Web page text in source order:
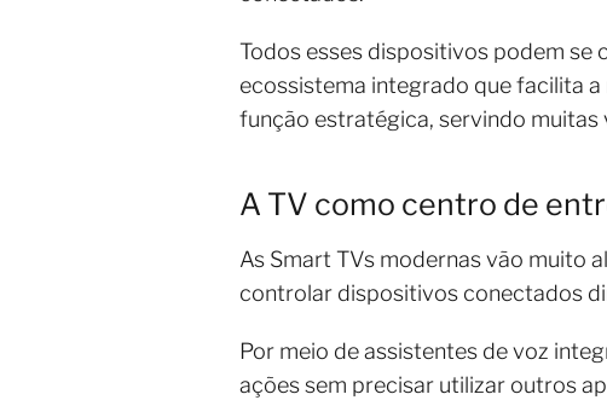
Todos esses dispositivos podem
ecossistema integrado que facilita
função estratégica, servindo
A TV como centro de
As Smart TVs modernas vão muito
controlar dispositivos conectados
Por meio de assistentes de voz
ações sem precisar utilizar outros